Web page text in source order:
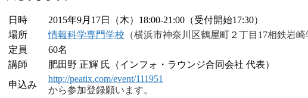
日時
2015年9月17日（木）18:00-21:00（受付開始17:30）
場所
情報科学専門学校 （横浜市神奈川区鶴屋町２丁目17相鉄岩崎
定員
60名
講師
肥田野 正輝 氏（インフォ・ラウンジ合同会社 代表）
申込み
http://peatix.com/event/111951
から参加登録願います。